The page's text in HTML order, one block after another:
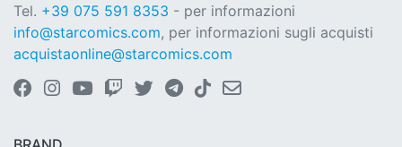
Tel. +39 075 591 8353 - per informazioni
info@starcomics.com, per informazioni sugli acquisti
acquistaonline@starcomics.com